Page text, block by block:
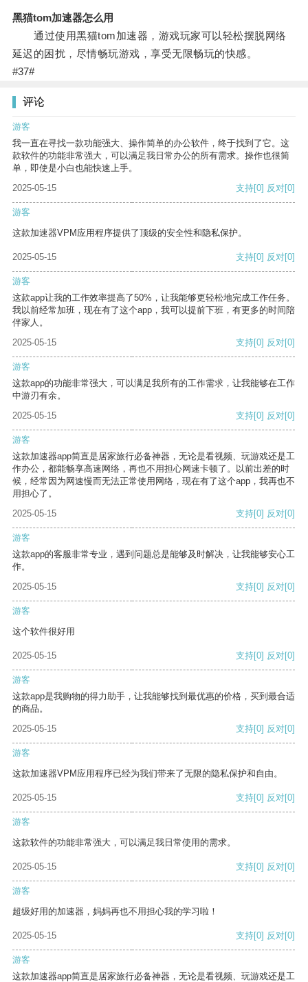
黑猫tom加速器怎么用
通过使用黑猫tom加速器，游戏玩家可以轻松摆脱网络
延迟的困扰，尽情畅玩游戏，享受无限畅玩的快感。
#37#
评论
游客
我一直在寻找一款功能强大、操作简单的办公软件，终于找到了它。这
款软件的功能非常强大，可以满足我日常办公的所有需求。操作也很简
单，即使是小白也能快速上手。
2025-05-15
支持[0] 反对[0]
游客
这款加速器VPM应用程序提供了顶级的安全性和隐私保护。
2025-05-15 支持[0] 反对[0]
游客
这款app让我的工作效率提高了50%，让我能够更轻松地完成工作任务。
我以前经常加班，现在有了这个app，我可以提前下班，有更多的时间陪
伴家人。
2025-05-15
支持[0] 反对[0]
游客
这款app的功能非常强大，可以满足我所有的工作需求，让我能够在工作
中游刃有余。
2025-05-15
支持[0] 反对[0]
游客
这款加速器app简直是居家旅行必备神器，无论是看视频、玩游戏还是工
作办公，都能畅享高速网络，再也不用担心网速卡顿了。以前出差的时
候，经常因为网速慢而无法正常使用网络，现在有了这个app，我再也不
用担心了。
2025-05-15
支持[0] 反对[0]
游客
这款app的客服非常专业，遇到问题总是能够及时解决，让我能够安心工
作。
2025-05-15
支持[0] 反对[0]
游客
这个软件很好用
2025-05-15 支持[0] 反对[0]
游客
这款app是我购物的得力助手，让我能够找到最优惠的价格，买到最合适
的商品。
2025-05-15
支持[0] 反对[0]
游客
这款加速器VPM应用程序已经为我们带来了无限的隐私保护和自由。
2025-05-15 支持[0] 反对[0]
游客
这款软件的功能非常强大，可以满足我日常使用的需求。
2025-05-15 支持[0] 反对[0]
游客
超级好用的加速器，妈妈再也不用担心我的学习啦！
2025-05-15 支持[0] 反对[0]
游客
这款加速器app简直是居家旅行必备神器，无论是看视频、玩游戏还是工